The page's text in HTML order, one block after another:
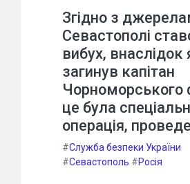
Згідно з
Севастополі
вибух, внаслідок
загинув капітан
Чорноморського
це була
операція,
#Служба безпеки України
#Севастополь #Росія